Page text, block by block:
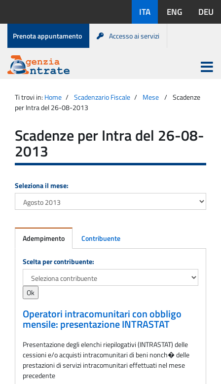
contenuto
disponibili:
ITA ENG DEU
Menu
di
servizio
Prenota appuntamento Accesso ai servizi
Agenzia
Entrate
Apri
menu
principale
Ti trovi in: Home Scadenzario Fiscale Mese
Scadenze
per Intra del 26-08-2013
Scadenze per Intra del 26-08-
2013
Seleziona il mese:
Adempimento Contribuente
Adempimento
Scelta per contribuente:
Operatori intracomunitari con obbligo
mensile: presentazione INTRASTAT
Presentazione degli elenchi riepilogativi (INTRASTAT) delle
cessioni e/o acquisti intracomunitari di beni nonch� delle
prestazioni di servizi intracomunitari effettuati nel mese
precedente